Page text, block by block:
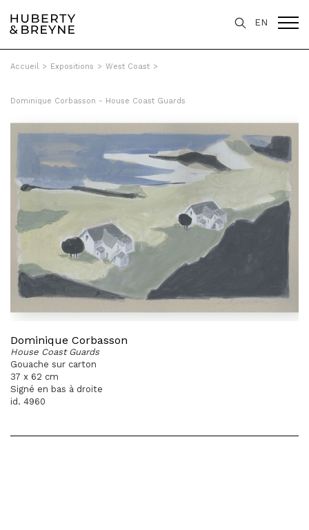
EN
Accueil > Expositions > West Coast >
Dominique Corbasson - House Coast Guards
Dominique Corbasson
House Coast Guards
Gouache sur carton
37 x 62 cm
Signé en bas à droite
id. 4960